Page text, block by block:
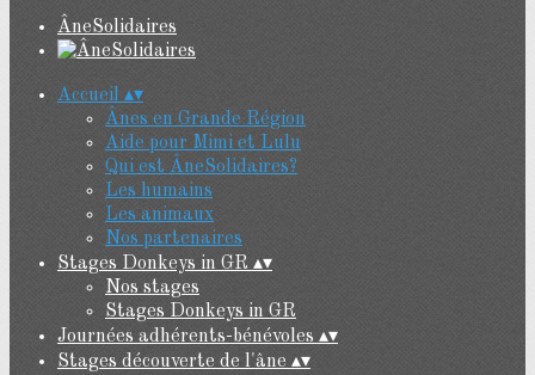
ÂneSolidaires
Accueil ▴▾
Ânes en Grande Région
Aide pour Mimi et Lulu
Qui est ÂneSolidaires?
Les humains
Les animaux
Nos partenaires
Stages Donkeys in GR ▴▾
Nos stages
Stages Donkeys in GR
Journées adhérents-bénévoles ▴▾
Stages découverte de l'âne ▴▾